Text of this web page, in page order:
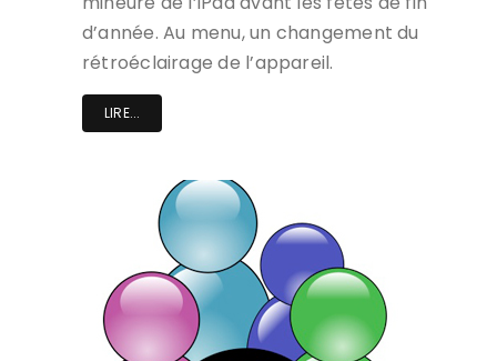
d’année. Au menu, un changement du
rétroéclairage de l’appareil.
LIRE...